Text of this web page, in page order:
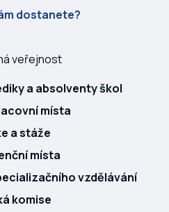
dostanete?
veřejnost
a absolventy škol
místa
a stáže
místa
vzdělávání
komise